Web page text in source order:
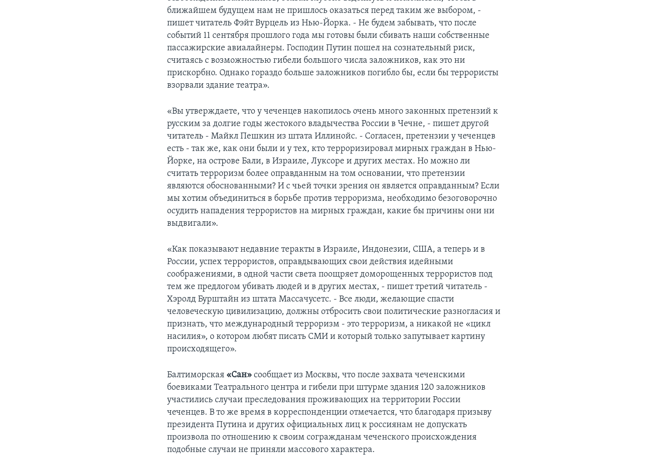
ближайшем будущем нам не пришлось оказаться перед таким же выбором, -
пишет читатель Фэйт Вурцель из Нью-Йорка. - Не будем забывать, что после
событий 11 сентября прошлого года мы готовы были сбивать наши собственные
пассажирские авиалайнеры. Господин Путин пошел на сознательный риск,
считаясь с возможностью гибели большого числа заложников, как это ни
прискорбно. Однако гораздо больше заложников погибло бы, если бы террористы
взорвали здание театра».
«Вы утверждаете, что у чеченцев накопилось очень много законных претензий к
русским за долгие годы жестокого владычества России в Чечне, - пишет другой
читатель - Майкл Пешкин из штата Иллинойс. - Согласен, претензии у чеченцев
есть - так же, как они были и у тех, кто терроризировал мирных граждан в Нью-
Йорке, на острове Бали, в Израиле, Луксоре и других местах. Но можно ли
считать терроризм более оправданным на том основании, что претензии
являются обоснованными? И с чьей точки зрения он является оправданным? Если
мы хотим объединиться в борьбе против терроризма, необходимо безоговорочно
осудить нападения террористов на мирных граждан, какие бы причины они ни
выдвигали».
«Как показывают недавние теракты в Израиле, Индонезии, США, а теперь и в
России, успех террористов, оправдывающих свои действия идейными
соображениями, в одной части света поощряет доморощенных террористов под
тем же предлогом убивать людей и в других местах, - пишет третий читатель -
Хэролд Бурштайн из штата Массачусетс. - Все люди, желающие спасти
человеческую цивилизацию, должны отбросить свои политические разногласия и
признать, что международный терроризм - это терроризм, а никакой не «цикл
насилия», о котором любят писать СМИ и который только запутывает картину
происходящего».
Балтиморская «Сан» сообщает из Москвы, что после захвата чеченскими
боевиками Театрального центра и гибели при штурме здания 120 заложников
участились случаи преследования проживающих на территории России
чеченцев. В то же время в корреспонденции отмечается, что благодаря призыву
президента Путина и других официальных лиц к россиянам не допускать
произвола по отношению к своим согражданам чеченского происхождения
подобные случаи не приняли массового характера.